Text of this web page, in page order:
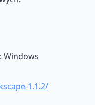
: Windows
1.1.2/